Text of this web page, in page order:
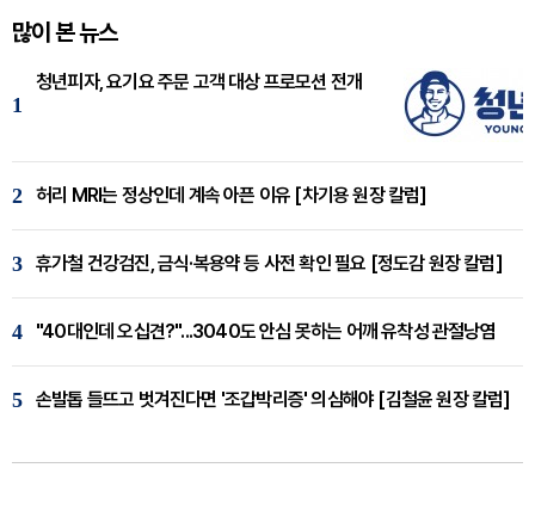
많이 본 뉴스
1
청년피자, 요기요 주문 고객 대상 프로모션 전개
2 허리 MRI는 정상인데 계속 아픈 이유 [차기용 원장 칼럼]
3 휴가철 건강검진, 금식·복용약 등 사전 확인 필요 [정도감 원장 칼럼]
4 "40대인데 오십견?"...3040도 안심 못하는 어깨 유착성 관절낭염
5 손발톱 들뜨고 벗겨진다면 '조갑박리증' 의심해야 [김철윤 원장 칼럼]